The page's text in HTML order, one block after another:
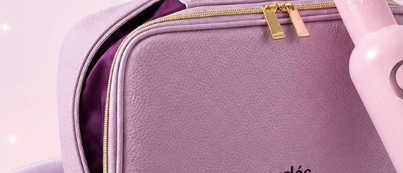
ПОСЛЕДНИЕ ПРОСМОТРЕННЫЕ ТОВАРЫ
Просмотрите товары, которые вы просмотрели в последний раз